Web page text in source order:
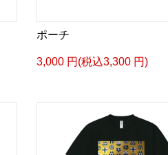
ポーチ
3,000 円(税込3,300 円)